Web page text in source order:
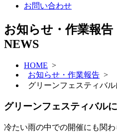
お問い合わせ
お知らせ・作業報告
NEWS
HOME >
お知らせ・作業報告 >
グリーンフェスティバ
グリーンフェスティバル
冷たい雨の中での開催にも関